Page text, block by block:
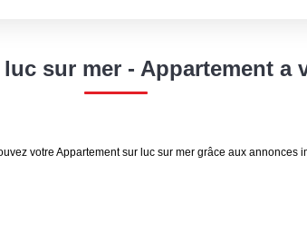
sur mer - Appartement a
votre Appartement sur luc sur mer grâce aux annonces